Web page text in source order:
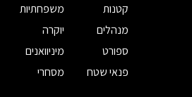
קטנות
מנהלים
ספורט
פנאי שטח
משפחתיות
יוקרה
מיניוואנים
מסחרי